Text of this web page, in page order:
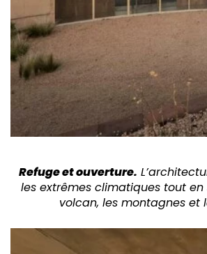
Refuge et ouverture.
les extrêmes climatiques tout en
volcan, les montagnes et